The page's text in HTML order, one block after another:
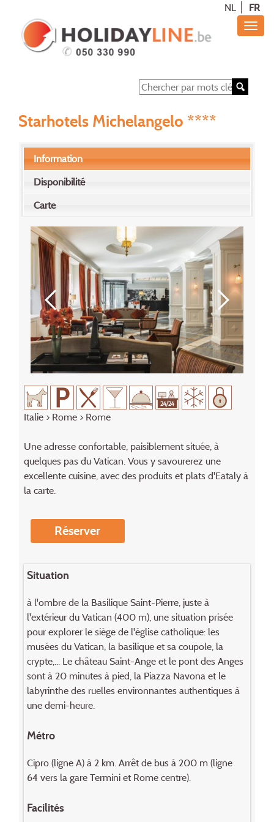
NL FR
Starhotels Michelangelo ****
Information
Disponibilité
Carte
Italie> Rome> Rome
Une adresse confortable, paisiblement située, à
quelques pas du Vatican. Vous y savourerez une
excellente cuisine, avec des produits et plats d'Eataly à
la carte.
Réserver
Situation
à l'ombre de la Basilique Saint-Pierre, juste à
l'extérieur du Vatican (400 m), une situation prisée
pour explorer le siège de l'église catholique: les
musées du Vatican, la basilique et sa coupole, la
crypte,... Le château Saint-Ange et le pont des Anges
sont à 20 minutes à pied, la Piazza Navona et le
labyrinthe des ruelles environnantes authentiques à
une demi-heure.
Métro
Cipro (ligne A) à 2 km. Arrêt de bus à 200 m (ligne
64 vers la gare Termini et Rome centre).
Facilités